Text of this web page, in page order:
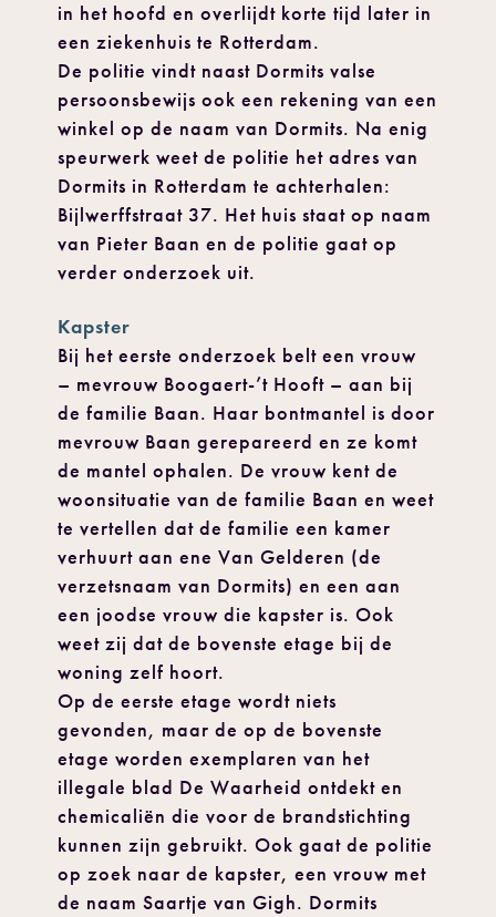
in het hoofd en overlijdt korte tijd later in
een ziekenhuis te Rotterdam.
De politie vindt naast Dormits valse
persoonsbewijs ook een rekening van een
winkel op de naam van Dormits. Na enig
speurwerk weet de politie het adres van
Dormits in Rotterdam te achterhalen:
Bijlwerffstraat 37. Het huis staat op naam
van Pieter Baan en de politie gaat op
verder onderzoek uit.
Kapster
Bij het eerste onderzoek belt een vrouw
– mevrouw Boogaert-’t Hooft – aan bij
de familie Baan. Haar bontmantel is door
mevrouw Baan gerepareerd en ze komt
de mantel ophalen. De vrouw kent de
woonsituatie van de familie Baan en weet
te vertellen dat de familie een kamer
verhuurt aan ene Van Gelderen (de
verzetsnaam van Dormits) en een aan
een joodse vrouw die kapster is. Ook
weet zij dat de bovenste etage bij de
woning zelf hoort.
Op de eerste etage wordt niets
gevonden, maar de op de bovenste
etage worden exemplaren van het
illegale blad De Waarheid ontdekt en
chemicaliën die voor de brandstichting
kunnen zijn gebruikt. Ook gaat de politie
op zoek naar de kapster, een vrouw met
de naam Saartje van Gigh. Dormits